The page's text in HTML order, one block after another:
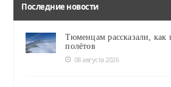
Последние новости
Тюменцам рассказали, как
полётов
08 августа 2026